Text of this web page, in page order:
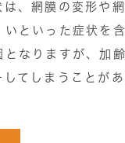
は、網膜の変形や
いといった症状を
となりますが、加
てしまうことが